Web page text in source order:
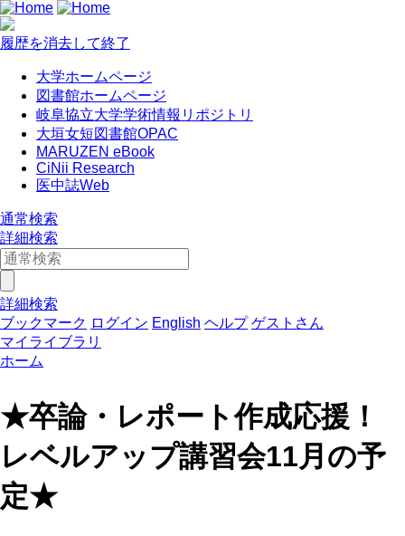
履歴を消去して終了
大学ホームページ
図書館ホームページ
岐阜協立大学学術情報リポジトリ
大垣女短図書館OPAC
MARUZEN eBook
CiNii Research
医中誌Web
通常検索
詳細検索
詳細検索
ブックマーク ログイン English ヘルプ ゲストさん
マイライブラリ
ホーム
★卒論・レポート作成応援！
レベルアップ講習会11月の予
定★